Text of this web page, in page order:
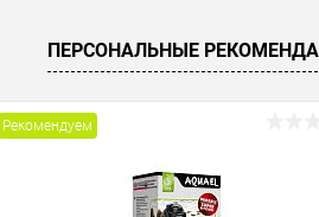
В наличии
ПЕРСОНАЛЬНЫЕ
Рекомендуем